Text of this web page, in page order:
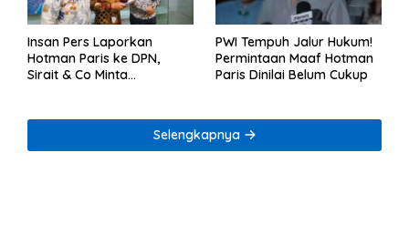
Insan Pers Laporkan
Hotman Paris ke DPN,
Sirait & Co Minta
PWI Tempuh Jalur Hukum!
Permintaan Maaf Hotman
Paris Dinilai Belum Cukup
Selengkapnya